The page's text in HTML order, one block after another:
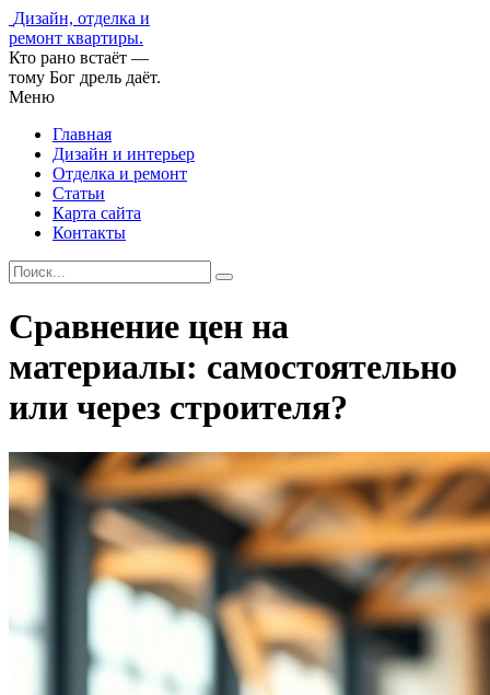
Дизайн, отделка и
ремонт квартиры.
Кто рано встаёт —
тому Бог дрель даёт.
Меню
Главная
Дизайн и интерьер
Отделка и ремонт
Статьи
Карта сайта
Контакты
Сравнение цен на
материалы: самостоятельно
или через строителя?